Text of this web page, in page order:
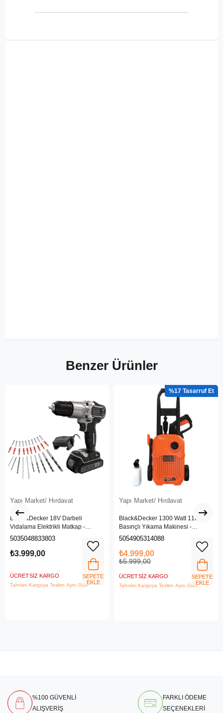
Benzer Ürünler
Yapı Market/ Hırdavat
Black&Decker 18V Darbeli
Vidalama Elektrikli Matkap -
BDCHD18SC1K-QW
5035048833803
₺3.999,00
ÜCRETSIZ KARGO
Tahmini Kargoya Teslim: Aynı Gün
SEPETE
EKLE
Yapı Market/ Hırdavat
Black&Decker 1300 Watt 110 Bar
Basınçlı Yıkama Makinesi -
(BEPW1300L-QS)
5054905314088
₺4.999,00
₺5.999,00
ÜCRETSIZ KARGO
Tahmini Kargoya Teslim: Aynı Gün
%17
SEPETE
EKLE
%100 GÜVENLİ
ALIŞVERİŞ
FARKLI ÖDEME
SEÇENEKLERİ